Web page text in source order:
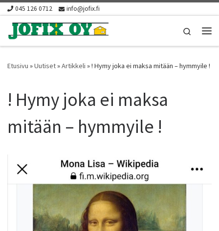
Skip to content
045 126 0712 info@jofix.fi
Search
Etusivu »Uutiset»Artikkeli »! Hymy joka ei maksa mitään – hymmyile !
! Hymy joka ei maksa
mitään – hymmyile !